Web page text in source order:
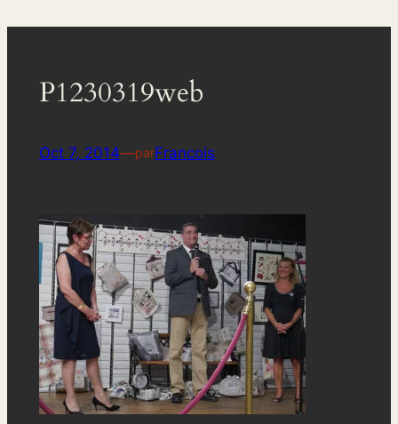
P1230319web
Oct 7, 2014—parFrancois